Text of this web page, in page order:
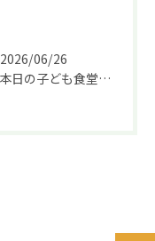
2026/06/26
⚠️本日の子ども食堂は内容を変えてパンなどのテイクアウト配布とさせていただきます。